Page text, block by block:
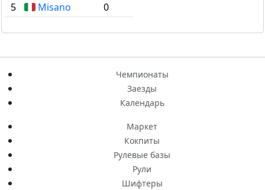
5
Misano 0
Чемпионаты
Заезды
Календарь
Маркет
Кокпиты
Рулевые базы
Рули
Шифтеры